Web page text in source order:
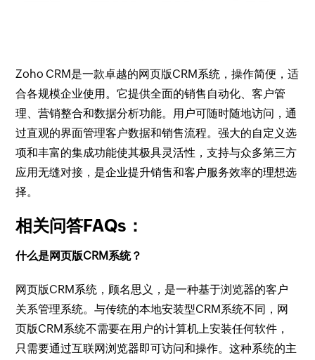
Zoho CRM是一款卓越的网页版CRM系统，操作简便，适
合各规模企业使用。它提供全面的销售自动化、客户管
理、营销整合和数据分析功能。用户可随时随地访问，通
过直观的界面管理客户数据和销售流程。强大的自定义选
项和丰富的集成功能使其极具灵活性，支持与众多第三方
应用无缝对接，是企业提升销售和客户服务效率的理想选
择。
相关问答FAQs：
什么是网页版CRM系统？
网页版CRM系统，顾名思义，是一种基于浏览器的客户
关系管理系统。与传统的本地安装型CRM系统不同，网
页版CRM系统不需要在用户的计算机上安装任何软件，
只需要通过互联网浏览器即可访问和操作。这种系统的主